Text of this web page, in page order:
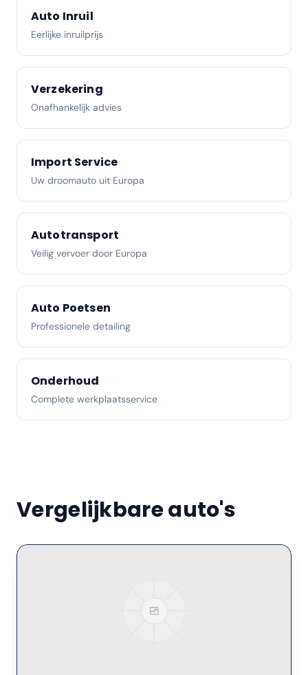
Auto Inruil
Eerlijke inruilprijs
Verzekering
Onafhankelijk advies
Import Service
Uw droomauto uit Europa
Autotransport
Veilig vervoer door Europa
Auto Poetsen
Professionele detailing
Onderhoud
Complete werkplaatsservice
Vergelijkbare auto's